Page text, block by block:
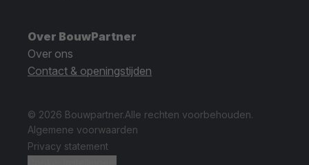
Over BouwPartner
Over ons
Contact & openingstijden
© 2026 Bouwpartner.Alle rechten voorbehouden.
Algemene voorwaarden
Privacy statement